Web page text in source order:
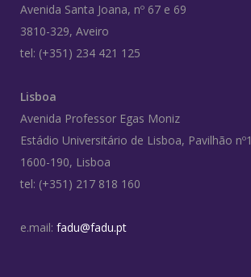
Avenida Santa Joana, nº 67 e 69
3810-329, Aveiro
tel: (+351) 234 421 125
Lisboa
Avenida Professor Egas Moniz
Estádio Universitário de Lisboa, Pavilhão nº1
1600-190, Lisboa
tel: (+351) 217 818 160
e.mail: fadu@fadu.pt